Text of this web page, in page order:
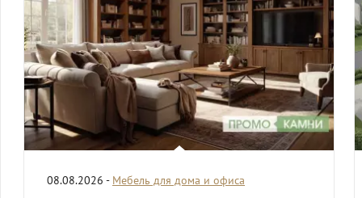
08.08.2026 - Мебель для дома и офиса